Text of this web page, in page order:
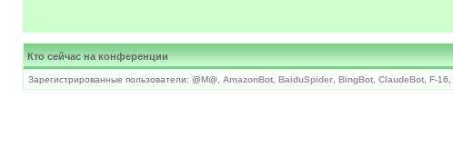
Кто сейчас на конференции
Зарегистрированные пользователи: @M@, AmazonBot BaiduSpider BingBot ClaudeBot , F-16,